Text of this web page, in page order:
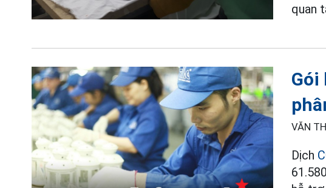
quan
Gói
VĂN
Dịch